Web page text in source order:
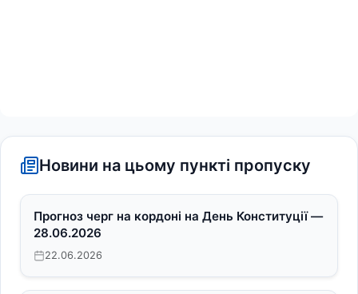
Новини на цьому пункті пропуску
Прогноз черг на кордоні на День Конституції —
28.06.2026
22.06.2026